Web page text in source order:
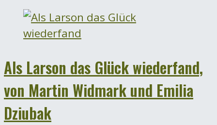
Als Larson das Glück wiederfand,
von Martin Widmark und Emilia
Dziubak